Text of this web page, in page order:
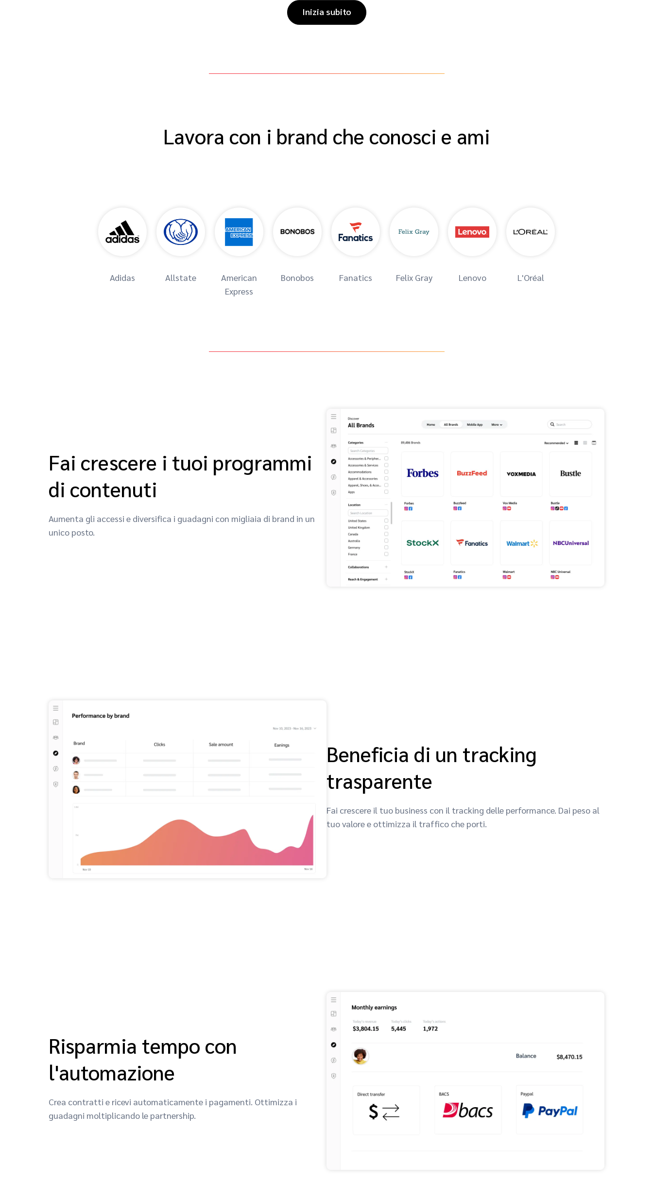
Inizia subito
Lavora con i brand che conosci e ami
Adidas Allstate
American
Express
Bonobos Fanatics Felix Gray Lenovo L'Oréal
Fai crescere i tuoi programmi
di contenuti
Aumenta gli accessi e diversifica i guadagni con migliaia di brand in un
unico posto.
Beneficia di un tracking
trasparente
Fai crescere il tuo business con il tracking delle performance. Dai peso al
tuo valore e ottimizza il traffico che porti.
Risparmia tempo con
l'automazione
Crea contratti e ricevi automaticamente i pagamenti. Ottimizza i
guadagni moltiplicando le partnership.